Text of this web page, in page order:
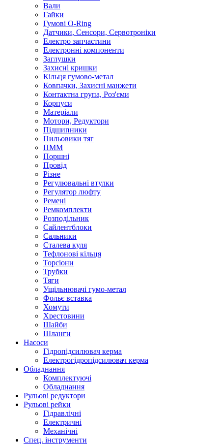
Вали
Гайки
Гумові O-Ring
Датчики, Сенсори, Сервотроніки
Електро запчастини
Електронні компоненти
Заглушки
Захисні кришки
Кільця гумово-метал
Ковпачки, Захисні манжети
Контактна група, Роз'єми
Корпуси
Матеріали
Мотори, Редуктори
Підшипники
Пильовики тяг
ПММ
Поршні
Провід
Різне
Регулювальні втулки
Регулятор люфту
Ремені
Ремкомплекти
Розподільник
Сайлентблоки
Сальники
Сталева куля
Тефлонові кільця
Торсіони
Трубки
Тяги
Ущільнювачі гумо-метал
Фольє вставка
Хомути
Хрестовини
Шайби
Шланги
Насоси
Гідропідсилювач керма
Електрогідропідсилювач керма
Обладнання
Комплектуючі
Обладнання
Рульові редуктори
Рульові рейки
Гідравлічні
Електричні
Механічні
Спец. інструменти